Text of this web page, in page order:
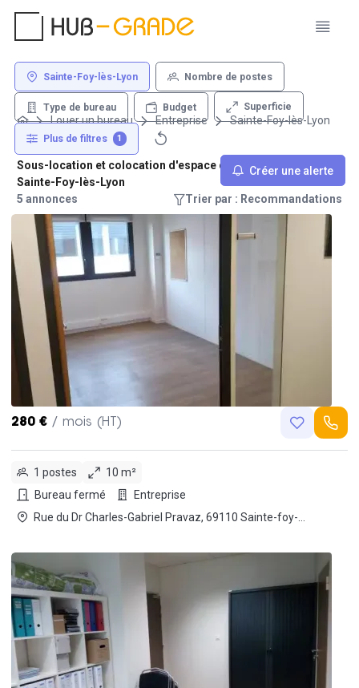
Sainte-Foy-lès-Lyon Nombre de postes
Type de bureau Budget Superficie
Plus de filtres 1
Créer une alerte
Louer un bureau Entreprise Sainte-Foy-lès-Lyon
Sous-location et colocation d'espace de travail - 69110
Sainte-Foy-lès-Lyon
5 annonces
Trier par : Recommandations
280 € / mois (HT)
1 postes
10 m²
Bureau fermé
Entreprise
Rue du Dr Charles-Gabriel Pravaz, 69110 Sainte-foy-